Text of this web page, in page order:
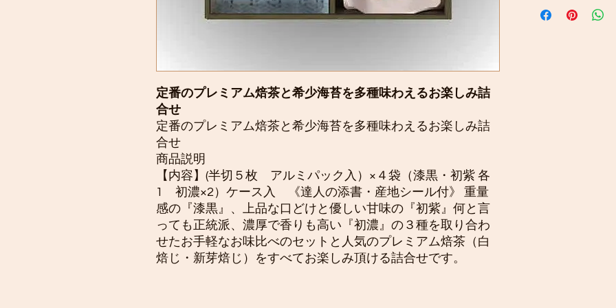
定番のプレミアム焙茶と希少海苔を多種味わえるお楽しみ詰
合せ
定番のプレミアム焙茶と希少海苔を多種味わえるお楽しみ詰
合せ
商品説明
【内容】(半切５枚 アルミパック入）×４袋（漆黒・初紫 各
1 初濃×2）ケース入 《達人の添書・産地シール付》 重量
感の『漆黒』、上品な口どけと優しい甘味の『初紫』何と言
っても正統派、濃厚で香りも高い『初濃』の３種を取り合わ
せたお手軽なお味比べのセットと人気のプレミアム焙茶（白
焙じ・新芽焙じ）をすべてお楽しみ頂ける詰合せです。
こだわれば楽しみ方